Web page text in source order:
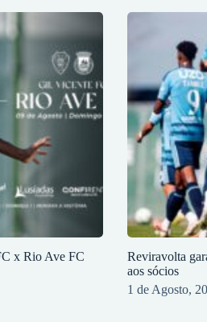
x Rio Ave FC
Reviravolta
aos sócios
1 de Agosto,